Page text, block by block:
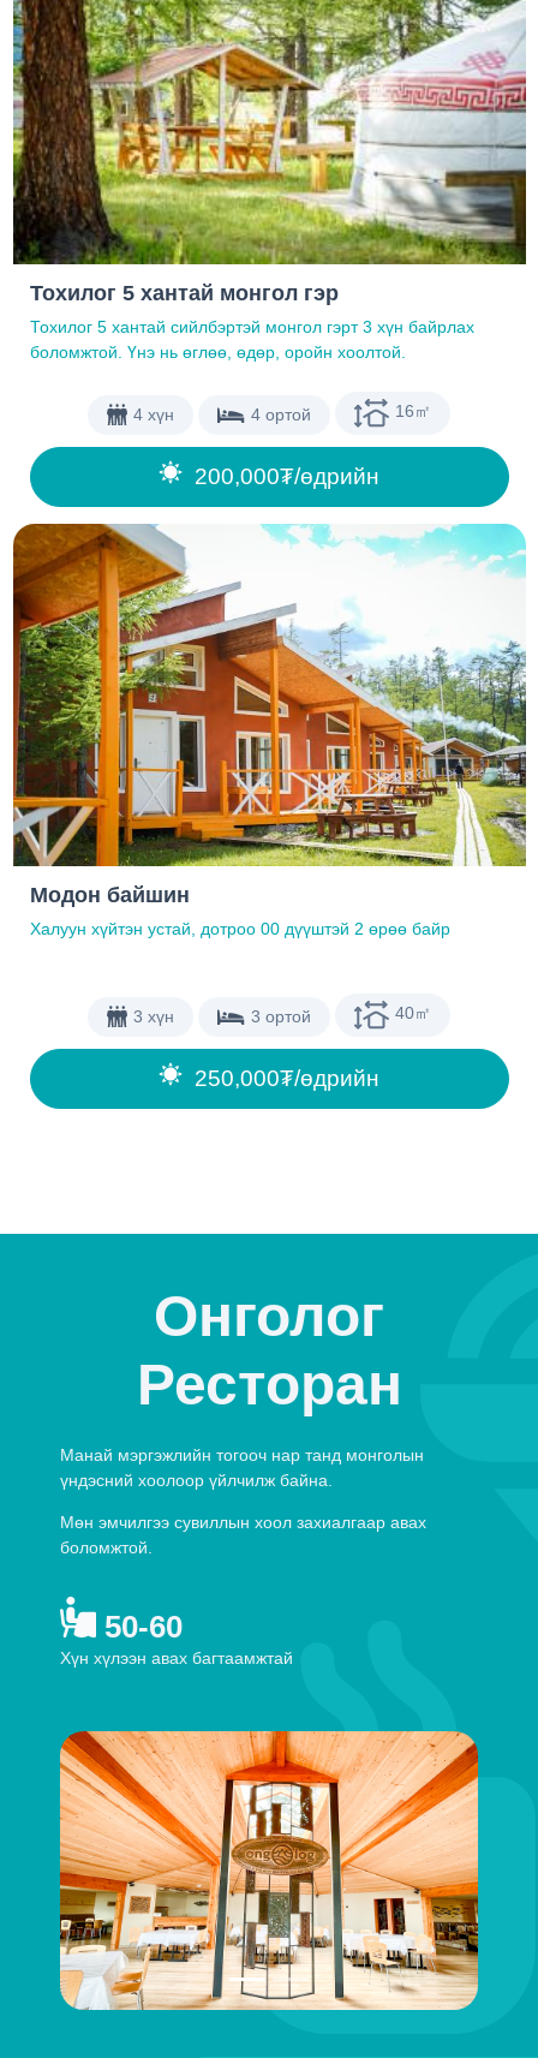
Тохилог 5 хантай монгол гэр
Тохилог 5 хантай сийлбэртэй монгол гэрт 3 хүн байрлах
боломжтой. Үнэ нь өглөө, өдөр, оройн хоолтой.
4 хүн 4 ортой 16㎡
200,000₮/өдрийн
Модон байшин
Халуун хүйтэн устай, дотроо 00 дүүштэй 2 өрөө байр
3 хүн 3 ортой 40㎡
250,000₮/өдрийн
Онголог
Ресторан
Манай мэргэжлийн тогооч нар танд монголын
үндэсний хоолоор үйлчилж байна.
Мөн эмчилгээ сувиллын хоол захиалгаар авах
боломжтой.
50-60
Хүн хүлээн авах багтаамжтай